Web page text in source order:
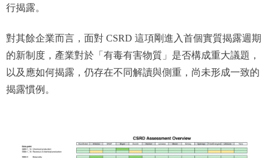
行揭露。
對其餘企業而言，面對 CSRD 這項剛進入首個實質揭露週期
的新制度，產業對於「有毒有害物質」是否構成重大議題，
以及應如何揭露，仍存在不同解讀與側重，尚未形成一致的
揭露慣例。